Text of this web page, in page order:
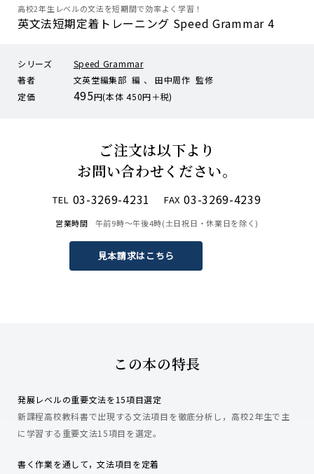
高校2年生レベルの文法を短期間で効率よく学習！
英文法短期定着トレーニング Speed Grammar 4
シリーズ
Speed Grammar
著者
文英堂編集部 編 、 田中周作 監修
定価
495円(本体 450円＋税)
ご注文は以下より
お問い合わせください。
TEL 03-3269-4231 FAX 03-3269-4239
営業時間 午前9時〜午後4時(土日祝日・休業日を除く)
見本請求はこちら
この本の特長
発展レベルの重要文法を15項目選定
新課程高校教科書で出現する文法項目を徹底分析し，高校2年生で主
に学習する重要文法15項目を選定。
書く作業を通して，文法項目を定着